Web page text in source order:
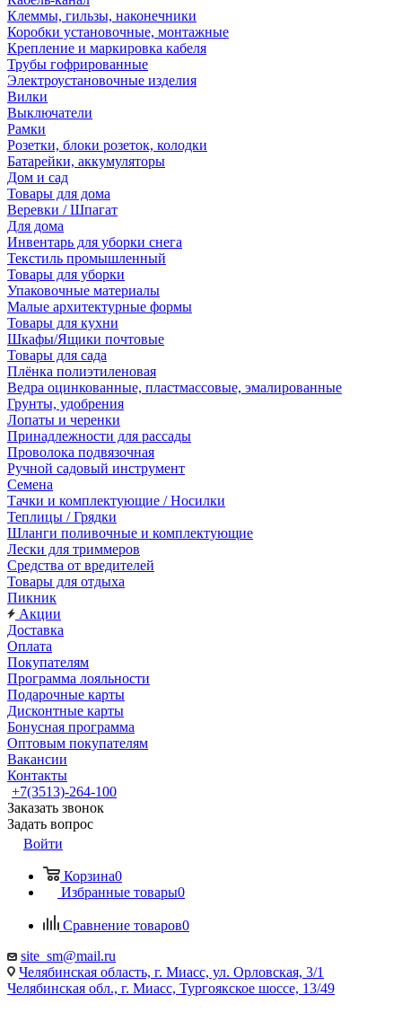
Клеммы, гильзы, наконечники
Коробки установочные, монтажные
Крепление и маркировка кабеля
Трубы гофрированные
Электроустановочные изделия
Вилки
Выключатели
Рамки
Розетки, блоки розеток, колодки
Батарейки, аккумуляторы
Дом и сад
Товары для дома
Веревки / Шпагат
Для дома
Инвентарь для уборки снега
Текстиль промышленный
Товары для уборки
Упаковочные материалы
Малые архитектурные формы
Товары для кухни
Шкафы/Ящики почтовые
Товары для сада
Плёнка полиэтиленовая
Ведра оцинкованные, пластмассовые, эмалированные
Грунты, удобрения
Лопаты и черенки
Принадлежности для рассады
Проволока подвязочная
Ручной садовый инструмент
Семена
Тачки и комплектующие / Носилки
Теплицы / Грядки
Шланги поливочные и комплектующие
Лески для триммеров
Средства от вредителей
Товары для отдыха
Пикник
Акции
Доставка
Оплата
Покупателям
Программа лояльности
Подарочные карты
Дисконтные карты
Бонусная программа
Оптовым покупателям
Вакансии
Контакты
+7(3513)-264-100
Заказать звонок
Задать вопрос
Войти
Корзина0
Избранные товары0
Сравнение товаров0
site_sm@mail.ru
Челябинская область, г. Миасс, ул. Орловская, 3/1
Челябинская обл., г. Миасс, Тургоякское шоссе, 13/49